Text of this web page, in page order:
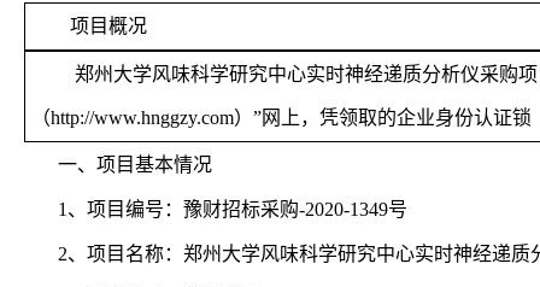
项目概况
郑州大学风味科学研究中心实时神经递质分析仪采购
（http://www.hnggzy.com）”网上，凭领取的企业身份认证
一、项目基本情况
1、项目编号： 豫财招标采购-2020-1349号
2、项目名称：郑州大学风味科学研究中心实时神经递质